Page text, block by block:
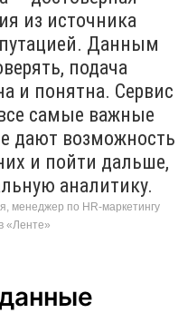
из источника
Данным
подача
и понятна. Сервис
самые важные
дают возможность
и пойти дальше,
аналитику.
менеджер по HR-маркетингу
в «Ленте»